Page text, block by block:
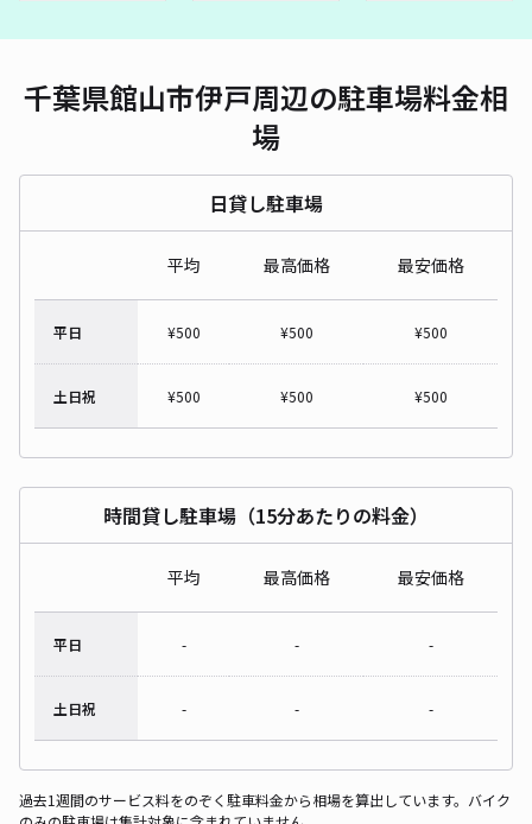
千葉県館山市伊戸周辺の駐車場料金相
場
日貸し駐車場
平均 最高価格 最安価格
平日 ¥500 ¥500 ¥500
土日祝 ¥500 ¥500 ¥500
時間貸し駐車場（15分あたりの料金）
平均 最高価格 最安価格
平日 - - -
土日祝 - - -
過去1週間のサービス料をのぞく駐車料金から相場を算出しています。バイク